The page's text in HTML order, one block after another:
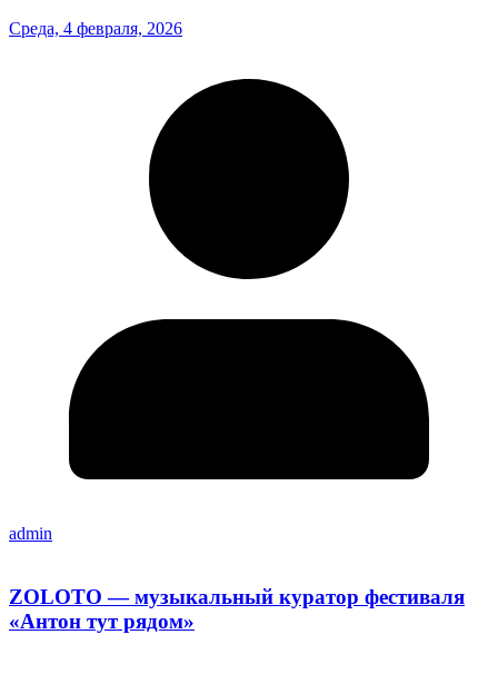
Среда, 4 февраля, 2026
admin
ZOLOTO — музыкальный куратор фестиваля
«Антон тут рядом»